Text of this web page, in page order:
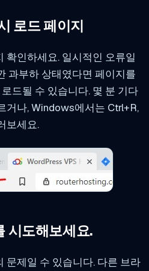
로드페이지
확인하세요. 일시적인 오류일
과부하 상태였다면 페이지를
드될 수 있습니다. 몇 분 기다
거나, Windows에서는 Ctrl+R,
보세요.
시도해보세요.
문제일 수 있습니다. 다른 브라